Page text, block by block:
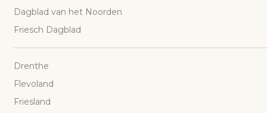
Dagblad van het Noorden
Friesch Dagblad
Drenthe
Flevoland
Friesland